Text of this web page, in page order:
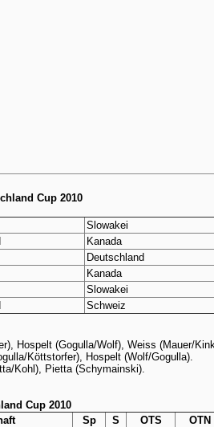
Cup 2010
Slowakei
Kanada
Deutschland
Kanada
Slowakei
Schweiz
Hospelt (Gogulla/Wolf), Weiss (Mauer/
Köttstorfer), Hospelt (Wolf/Gogulla).
Kohl), Pietta (Schymainski).
Cup 2010
Sp S OTS
OTN